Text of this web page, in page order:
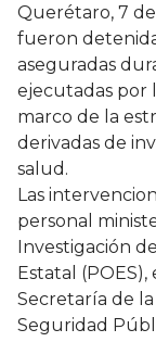
Querétaro, 7
fueron
aseguradas
ejecutadas por
marco de la
derivadas de
salud.
Las
personal
Investigación
Estatal
Secretaría de
Seguridad